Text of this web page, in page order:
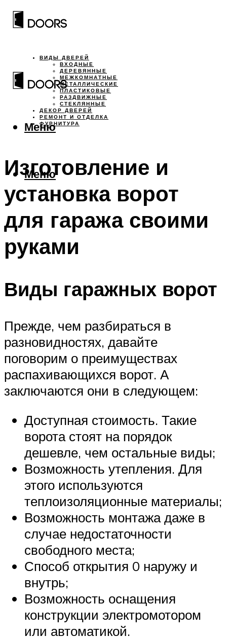
ВИДЫ ДВЕРЕЙ
ВХОДНЫЕ
ДЕРЕВЯННЫЕ
МЕЖКОМНАТНЫЕ
МЕТАЛЛИЧЕСКИЕ
ПЛАСТИКОВЫЕ
РАЗДВИЖНЫЕ
СТЕКЛЯННЫЕ
ДЕКОР ДВЕРЕЙ
РЕМОНТ И ОТДЕЛКА
ФУРНИТУРА
Меню
Меню
Изготовление и
установка ворот
для гаража своими
руками
Виды гаражных ворот
Прежде, чем разбираться в
разновидностях, давайте
поговорим о преимуществах
распахивающихся ворот. А
заключаются они в следующем:
Доступная стоимость. Такие
ворота стоят на порядок
дешевле, чем остальные виды;
Возможность утепления. Для
этого используются
теплоизоляционные материалы;
Возможность монтажа даже в
случае недостаточности
свободного места;
Способ открытия 0 наружу и
внутрь;
Возможность оснащения
конструкции электромотором
или автоматикой.